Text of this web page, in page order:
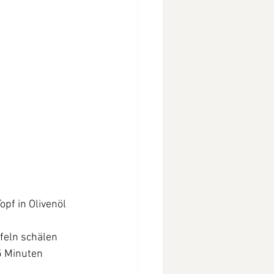
in Olivenöl
schälen
Minuten